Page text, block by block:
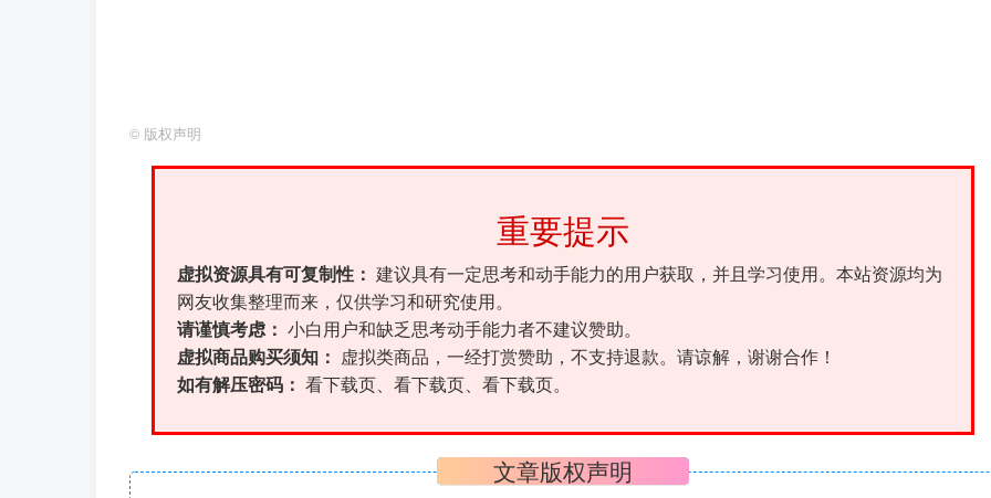
© 版权声明
重要提示
虚拟资源具有可复制性： 建议具有一定思考和动手能力的用户获取，并且学习使用。本站资源均为
网友收集整理而来，仅供学习和研究使用。
请谨慎考虑： 小白用户和缺乏思考动手能力者不建议赞助。
虚拟商品购买须知：
虚拟类商品，一经打赏赞助，不支持退款。请谅解，谢谢合作！
如有解压密码： 看下载页、看下载页、看下载页。
文章版权声明